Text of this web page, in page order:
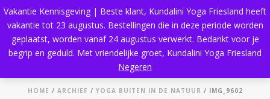
HOME / ARCHIEF / YOGA BUITEN IN DE NATUUR / IMG_9602
Vakantie Kennisgeving | Beste klant, Kundalini Yoga Friesland heeft
vakantie tot 23 augustus. Bestellingen die in deze periode worden
geplaatst, worden vanaf 24 augustus verwerkt. Bedankt voor je
begrip en geduld. Met vriendelijke groet, Kundalini Yoga Friesland
Negeren